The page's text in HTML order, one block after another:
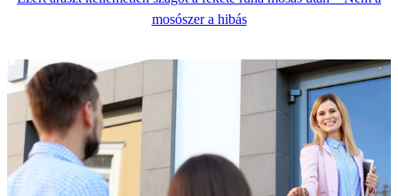
mosószer a hibás